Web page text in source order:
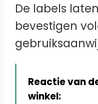
De labels
bevestigen
Reactie van
winkel: